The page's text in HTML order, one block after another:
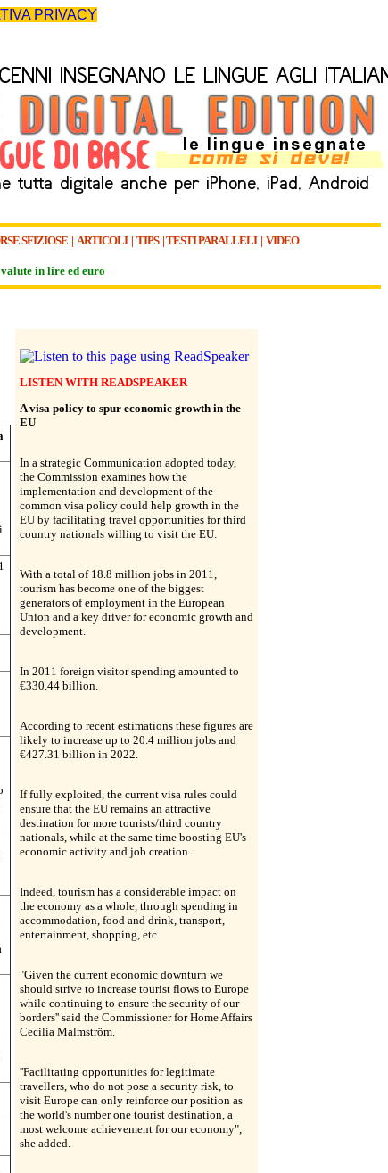
PRIVACY
SFIZIOSE | ARTICOLI| TIPS|TESTI PARALLELI| VIDEO
in lire ed euro
LISTEN WITH READSPEAKER
A visa policy to spur economic growth in the
EU
In a strategic Communication adopted today,
the Commission examines how the
implementation and development of the
common visa policy could help growth in the
EU by facilitating travel opportunities for third
country nationals willing to visit the EU.
With a total of 18.8 million jobs in 2011,
tourism has become one of the biggest
generators of employment in the European
Union and a key driver for economic growth and
development.
In 2011 foreign visitor spending amounted to
€330.44 billion.
According to recent estimations these figures are
likely to increase up to 20.4 million jobs and
€427.31 billion in 2022.
If fully exploited, the current visa rules could
ensure that the EU remains an attractive
destination for more tourists/third country
nationals, while at the same time boosting EU's
economic activity and job creation.
Indeed, tourism has a considerable impact on
the economy as a whole, through spending in
accommodation, food and drink, transport,
entertainment, shopping, etc.
"Given the current economic downturn we
should strive to increase tourist flows to Europe
while continuing to ensure the security of our
borders'' said the Commissioner for Home Affairs
Cecilia Malmström.
''Facilitating opportunities for legitimate
travellers, who do not pose a security risk, to
visit Europe can only reinforce our position as
the world's number one tourist destination, a
most welcome achievement for our economy",
she added.